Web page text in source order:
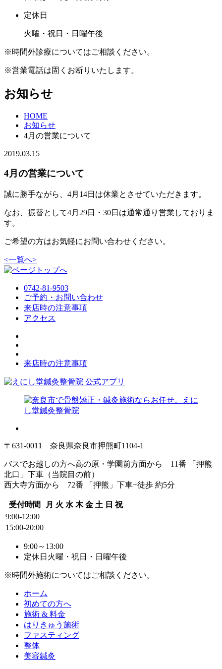
定休日
火曜・祝日・日曜午後
※時間外診療についてはご相談ください。
※営業電話は固くお断りいたします。
お知らせ
HOME
お知らせ
4月の営業について
2019.03.15
4月の営業について
誠に勝手ながら、4月14日は休業とさせていただきます。
なお、振替として4月29日・30日は通常通り営業しておりま
す。
ご希望の方はお気軽にお問い合わせください。
<一覧へ>
0742-81-9503
ご予約・お問い合わせ
来店時の注意事項
アクセス
来店時の注意事項
〒631-0011 奈良県奈良市押熊町1104-1
バスでお越しの方へ高の原・学園前方面から 11番 「押熊
北口」下車（当院目の前）
西大寺方面から 72番 「押熊」下車+徒歩 約5分
受付時間 月 火 水 木 金 土 日 祝
9:00-12:00
15:00-20:00
9:00～13:00
定休日 火曜・祝日・日曜午後
※時間外施術についてはご相談ください。
ホーム
初めての方へ
施術 & 料金
はりきゅう施術
ファスティング
整体
美容鍼灸